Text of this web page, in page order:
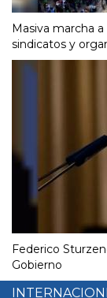
Masiva marcha
sindicatos y
Federico
Gobierno